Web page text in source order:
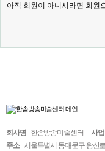
아직 회원이 아니시라면 회원
회사명 한솜방송미술센터 사
주소 서울특별시 동대문구 왕산